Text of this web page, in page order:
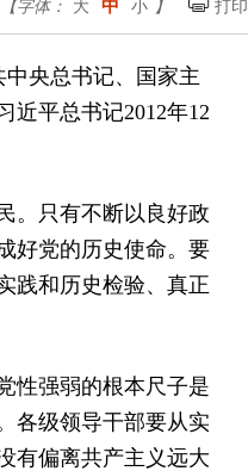
【字体： 大 中 小 】 打印
央总书记、国家主
近平总书记2012年12
。只有不断以良好政
好党的历史使命。要
践和历史检验、真正
性强弱的根本尺子是
各级领导干部要从实
有偏离共产主义远大